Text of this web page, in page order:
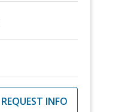
REQUEST INFO